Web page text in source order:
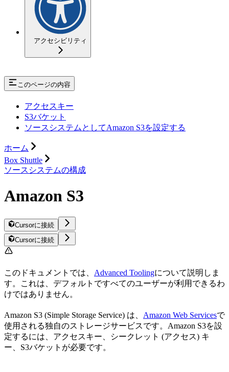
アクセシビリティ
このページの内容
アクセスキー
S3バケット
ソースシステムとしてAmazon S3を設定する
ホーム
Box Shuttle
ソースシステムの構成
Amazon S3
Cursorに接続
Cursorに接続
このドキュメントでは、 Advanced Toolingについて説明しま
す。これは、デフォルトですべてのユーザーが利用できるわ
けではありません。
Amazon S3 (Simple Storage Service) は、 Amazon Web Servicesで
使用される独自のストレージサービスです。Amazon S3を設
定するには、アクセスキー、シークレット (アクセス) キ
ー、S3バケットが必要です。